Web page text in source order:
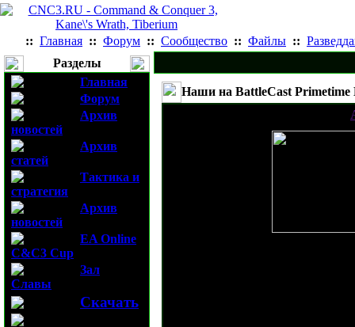
:: Главная :: Форум :: Сообщество :: Файлы ::
Разделы
Главная
Форум
Архив
новостей
Архив
статей
Тактика и
стратегия
Архив
новостей
EA Online
C&C3 Cup
Зал
Славы
Скачать
Наши на BattleCast Primetime